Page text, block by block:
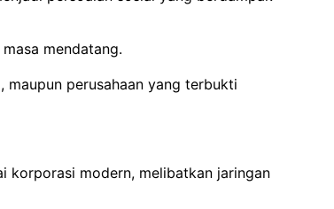
mendatang.
maupun perusahaan yang terbukti
korporasi modern, melibatkan jaringan